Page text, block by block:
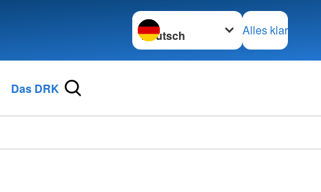
Sprache wechseln zu
Alles klar
Das DRK